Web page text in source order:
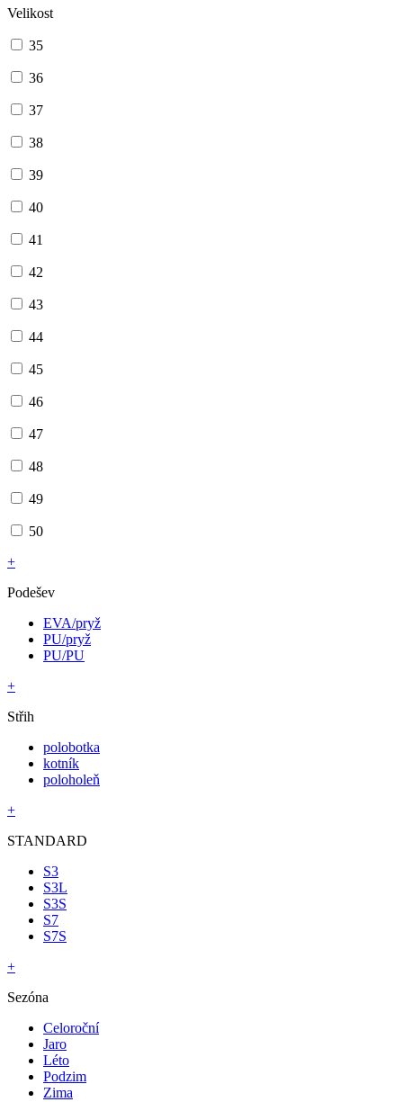
Velikost
35
36
37
38
39
40
41
42
43
44
45
46
47
48
49
50
+
Podešev
EVA/pryž
PU/pryž
PU/PU
+
Střih
polobotka
kotník
poloholeň
+
STANDARD
S3
S3L
S3S
S7
S7S
+
Sezóna
Celoroční
Jaro
Léto
Podzim
Zima